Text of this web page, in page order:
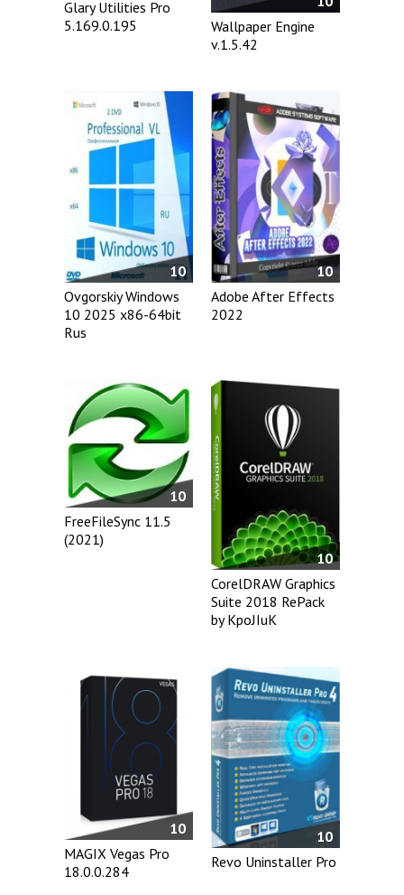
Glary Utilities Pro
5.169.0.195
Wallpaper Engine
v.1.5.42
10
Ovgorskiy Windows
10 2025 x86-64bit
Rus
10
Adobe After Effects
2022
10
FreeFileSync 11.5
(2021)
10
CorelDRAW Graphics
Suite 2018 RePack
by KpoJIuK
10
MAGIX Vegas Pro
18.0.0.284
10
Revo Uninstaller Pro